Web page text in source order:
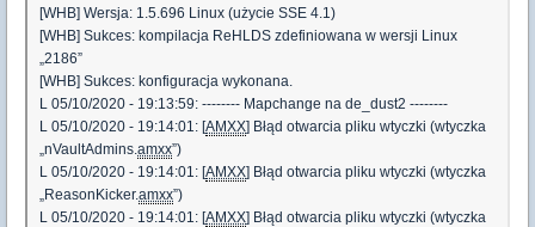
[WHB] Wersja: 1.5.696 Linux (użycie SSE 4.1)
[WHB] Sukces: kompilacja ReHLDS zdefiniowana w wersji Linux
„2186”
[WHB] Sukces: konfiguracja wykonana.
L 05/10/2020 - 19:13:59: -------- Mapchange na de_dust2 --------
L 05/10/2020 - 19:14:01: [AMXX] Błąd otwarcia pliku wtyczki (wtyczka
„nVaultAdmins.amxx”)
L 05/10/2020 - 19:14:01: [AMXX] Błąd otwarcia pliku wtyczki (wtyczka
„ReasonKicker.amxx”)
L 05/10/2020 - 19:14:01: [AMXX] Błąd otwarcia pliku wtyczki (wtyczka